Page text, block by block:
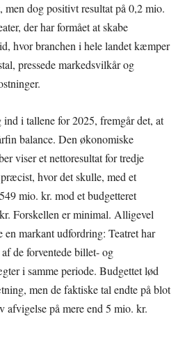
men dog positivt resultat på 0,2 mio.
der har formået at skabe
hvor branchen i hele landet kæmper
pressede markedsvilkår og
i tallene for 2025, fremgår det, at
balance. Den økonomiske
viser et nettoresultat for tredje
hvor det skulle, med et
mio. kr. mod et budgetteret
Forskellen er minimal. Alligevel
en markant udfordring: Teatret har
de forventede billet- og
i samme periode. Budgettet lød
men de faktiske tal endte på blot
afvigelse på mere end 5 mio. kr.